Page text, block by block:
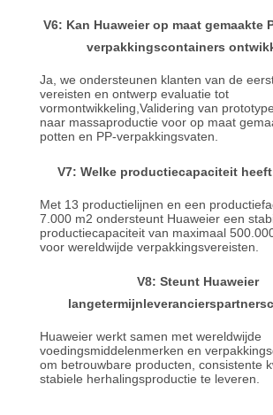
V6: Kan Huaweier op maat gemaakte
verpakkingscontainers
Ja, we ondersteunen klanten van de
vereisten en ontwerp evaluatie tot
vormontwikkeling,Validering van
naar massaproductie voor op maat
potten en PP-verpakkingsvaten.
V7: Welke productiecapaciteit
Met 13 productielijnen en een
7.000 m2 ondersteunt Huaweier een
productiecapaciteit van maximaal
voor wereldwijde verpakkingsvereisten.
V8: Steunt Huaweier
Huaweier werkt samen met wereldwijde
voedingsmiddelenmerken en
om betrouwbare producten, consistente
stabiele herhalingsproductie te leveren.